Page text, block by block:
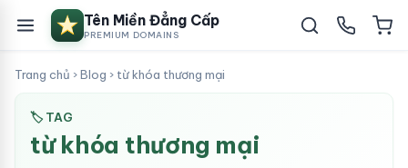
Tên Miền Đẳng Cấp
PREMIUM DOMAINS
Trang chủ ›Blog › từ khóa thương mại
🏷 TAG
từ khóa thương mại